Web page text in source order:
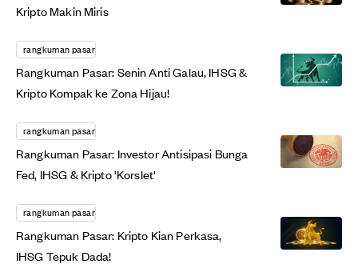
Kripto Makin Miris
rangkuman pasar
Rangkuman Pasar: Senin Anti Galau, IHSG &
Kripto Kompak ke Zona Hijau!
rangkuman pasar
Rangkuman Pasar: Investor Antisipasi Bunga
Fed, IHSG & Kripto 'Korslet'
rangkuman pasar
Rangkuman Pasar: Kripto Kian Perkasa,
IHSG Tepuk Dada!